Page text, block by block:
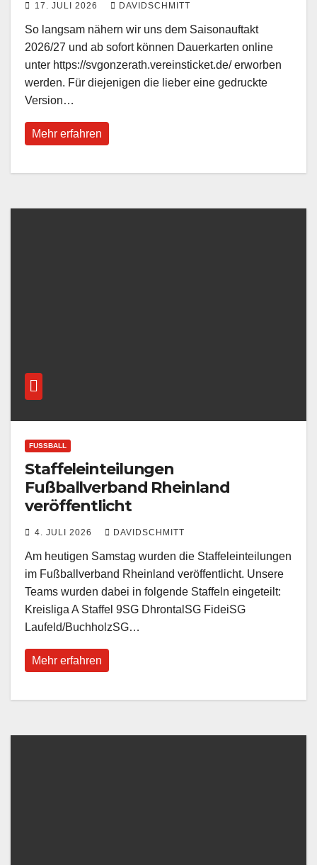
17. JULI 2026 DAVIDSCHMITT
So langsam nähern wir uns dem Saisonauftakt
2026/27 und ab sofort können Dauerkarten online
unter https://svgonzerath.vereinsticket.de/ erworben
werden. Für diejenigen die lieber eine gedruckte
Version…
Mehr erfahren
FUSSBALL
Staffeleinteilungen
Fußballverband Rheinland
veröffentlicht
4. JULI 2026 DAVIDSCHMITT
Am heutigen Samstag wurden die Staffeleinteilungen
im Fußballverband Rheinland veröffentlicht. Unsere
Teams wurden dabei in folgende Staffeln eingeteilt:
Kreisliga A Staffel 9SG DhrontalSG FideiSG
Laufeld/BuchholzSG…
Mehr erfahren